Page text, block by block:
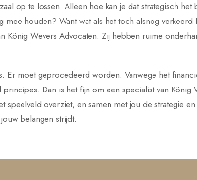
op te lossen. Alleen hoe kan je dat strategisch het
mee houden? Want wat als het toch alsnog
König Wevers Advocaten. Zij hebben ruime
Er moet geprocedeerd worden. Vanwege het
Dan is het fijn om een specialist van König
speelveld overziet, en samen met jou de strategie
belangen strijdt.